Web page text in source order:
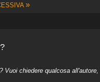
»
Vuoi chiedere qualcosa